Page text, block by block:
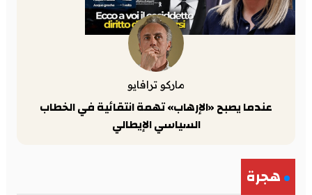
ماركو ترافايو
عندما يصبح «الإرهاب» تهمة انتقائية في الخطاب
السياسي الإيطالي
هجرة